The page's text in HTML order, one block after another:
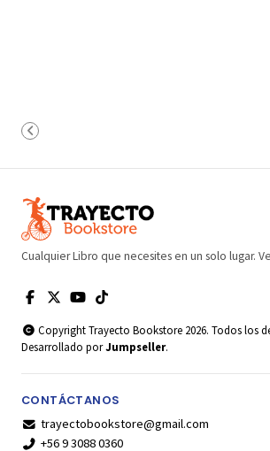
Cualquier Libro que necesites en un solo lugar.
Copyright Trayecto Bookstore 2026. Todos los
Desarrollado porJumpseller.
CONTÁCTANOS
trayectobookstore@gmail.com
+56 9 3088 0360